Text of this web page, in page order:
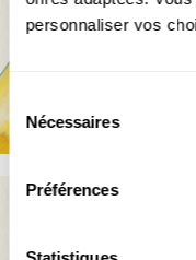
personnaliser vos
du
consentement
Nécessaires
Préférences
Signes LSF